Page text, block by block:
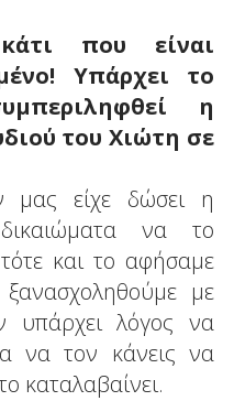
που είναι
Υπάρχει το
η
του Χιώτη σε
μας είχε δώσει η
να το
και το αφήσαμε
με
υπάρχει λόγος να
να τον κάνεις να
καταλαβαίνει.